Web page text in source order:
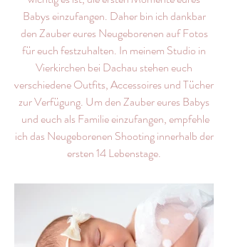
Babys einzufangen. Daher bin ich dankbar
den Zauber eures Neugeborenen auf Fotos
für euch festzuhalten. In meinem Studio in
Vierkirchen bei Dachau stehen euch
verschiedene Outfits, Accessoires und Tücher
zur Verfügung. Um den Zauber eures Babys
und euch als Familie einzufangen, empfehle
ich das Neugeborenen Shooting innerhalb der
ersten 14 Lebenstage.